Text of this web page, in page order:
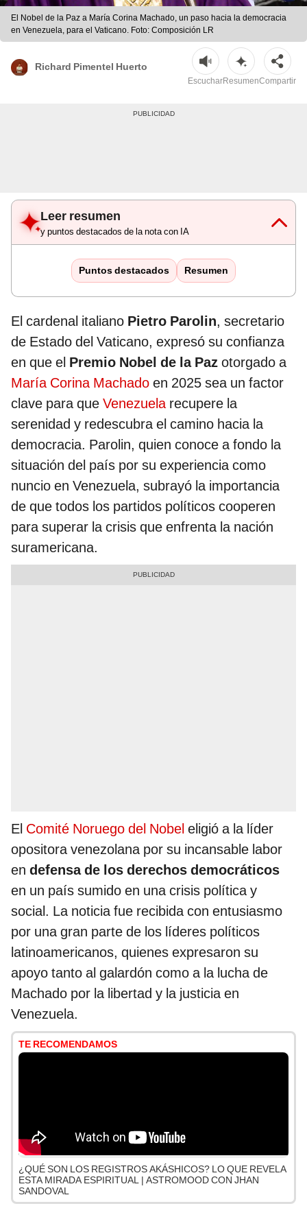
El Nobel de la Paz a María Corina Machado, un paso hacia la democracia
en Venezuela, para el Vaticano. Foto: Composición LR
Richard Pimentel Huerto
EscucharResumenCompartir
Leer resumen
y puntos destacados de la nota con IA
Puntos destacados Resumen
El cardenal italiano Pietro Parolin, secretario
de Estado del Vaticano, expresó su confianza
en que el Premio Nobel de la Paz otorgado a
María Corina Machado en 2025 sea un factor
clave para que Venezuelarecupere la
serenidad y redescubra el camino hacia la
democracia. Parolin, quien conoce a fondo la
situación del país por su experiencia como
nuncio en Venezuela, subrayó la importancia
de que todos los partidos políticos cooperen
para superar la crisis que enfrenta la nación
suramericana.
El Comité Noruego del Nobel eligió a la líder
opositora venezolana por su incansable labor
en defensa de los derechos democráticos
en un país sumido en una crisis política y
social. La noticia fue recibida con entusiasmo
por una gran parte de los líderes políticos
latinoamericanos, quienes expresaron su
apoyo tanto al galardón como a la lucha de
Machado por la libertad y la justicia en
Venezuela.
TE RECOMENDAMOS
¿QUÉ SON LOS REGISTROS AKÁSHICOS? LO QUE REVELA
ESTA MIRADA ESPIRITUAL | ASTROMOOD CON JHAN
SANDOVAL